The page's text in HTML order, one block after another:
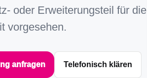
oder Erweiterungsteil für die
vorgesehen.
anfragen Telefonisch klären